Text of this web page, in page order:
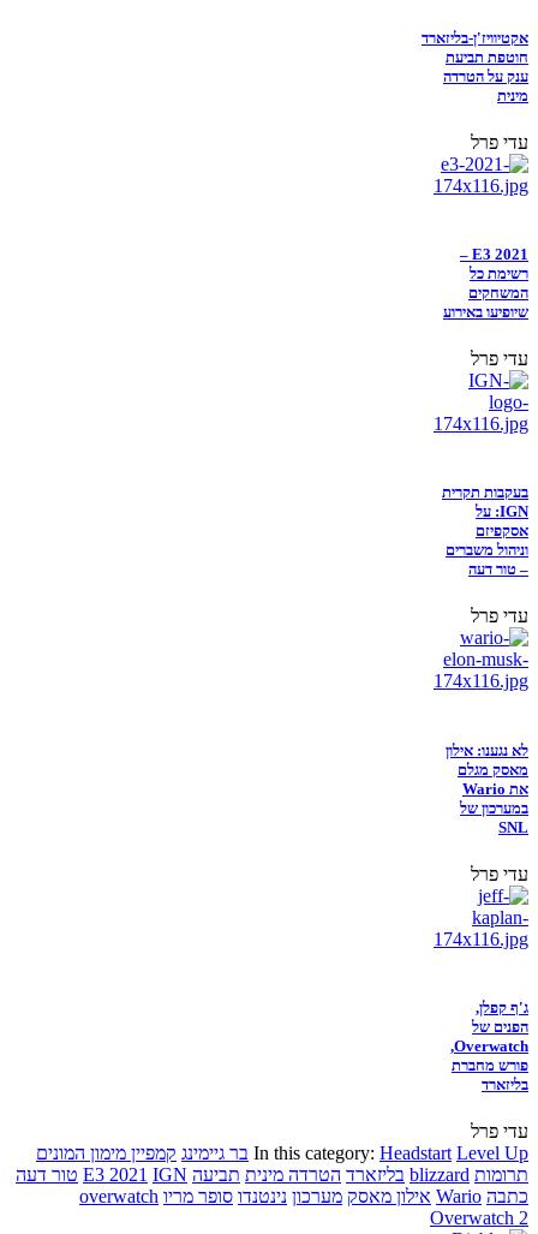
אקטיוויז'ן-בליזארד
חוטפת תביעת
ענק על הטרדה
מינית
עדי פרל
E3 2021 –
רשימת כל
המשחקים
שיופיעו באירוע
עדי פרל
בעקבות תקרית
IGN: על
אסקפיזם
וניהול משברים
– טור דעה
עדי פרל
לא נגענו: אילון
מאסק מגלם
את Wario
במערכון של
SNL
עדי פרל
ג'ף קפלן,
הפנים של
Overwatch,
פורש מחברת
בליזארד
עדי פרל
In this category: Headstart Level Up בר גיימינג קמפיין מימון המונים
תרומות blizzard בליזארד הטרדה מינית תביעה E3 2021 IGN
טור דעה
כתבה Wario אילון מאסק מערכון נינטנדו סופר מריו overwatch
Overwatch 2